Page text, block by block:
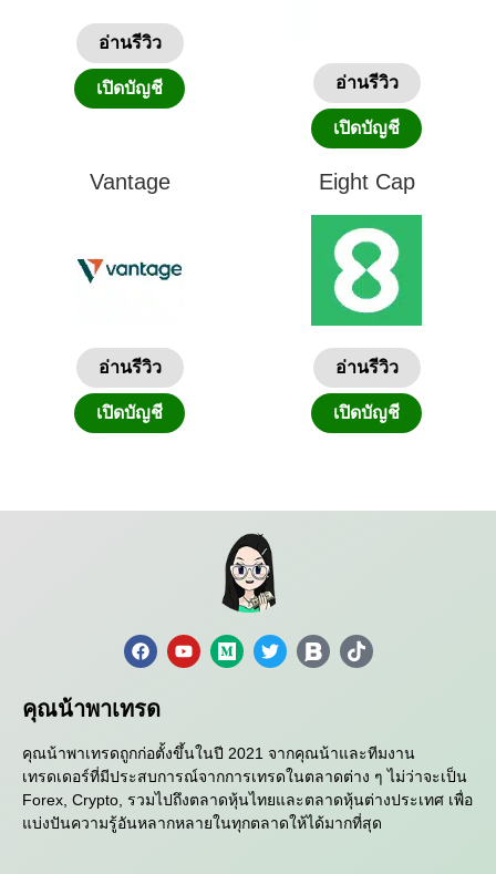
อ่านรีวิว
เปิดบัญชี อ่านรีวิว
เปิดบัญชี
Vantage
อ่านรีวิว
เปิดบัญชี
Eight Cap
อ่านรีวิว
เปิดบัญชี
คุณน้าพาเทรด
คุณน้าพาเทรดถูกก่อตั้งขึ้นในปี 2021 จากคุณน้าและทีมงาน
เทรดเดอร์ที่มีประสบการณ์จากการเทรดในตลาดต่าง ๆ ไม่ว่าจะเป็น
Forex, Crypto, รวมไปถึงตลาดหุ้นไทยและตลาดหุ้นต่างประเทศ เพื่อ
แบ่งปันความรู้อันหลากหลายในทุกตลาดให้ได้มากที่สุด